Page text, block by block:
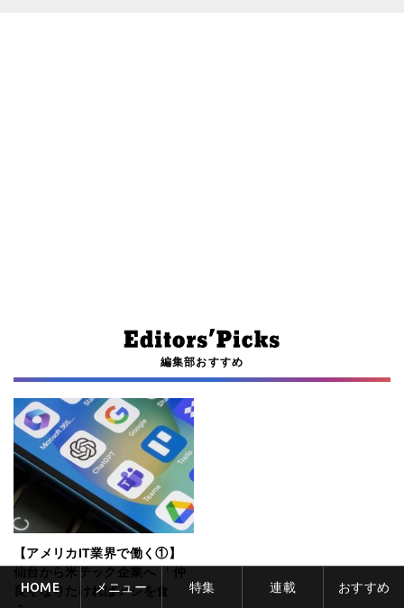
編集部おすすめ
【アメリカIT業界で働く①】
仙台から米テック企業へ 「仲
良くなりたければメシを食
HOME メニュー 特集 連載 おすすめ